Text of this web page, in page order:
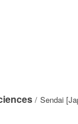
/ Sendai